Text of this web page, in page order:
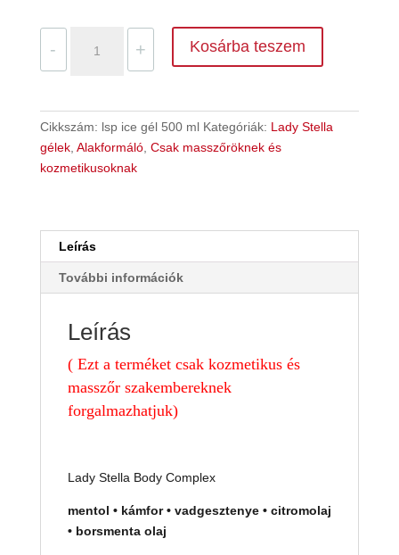
-
STELLA
Contour
500
ml
mennyiség
+ Kosárba teszem
Cikkszám: lsp ice gél 500 ml Kategóriák: Lady Stella
gélek, Alakformáló, Csak masszőröknek és
kozmetikusoknak
Leírás
További információk
Leírás
( Ezt a terméket csak kozmetikus és
masszőr szakembereknek
forgalmazhatjuk)
Lady Stella Body Complex
mentol • kámfor • vadgesztenye • citromolaj
• borsmenta olaj